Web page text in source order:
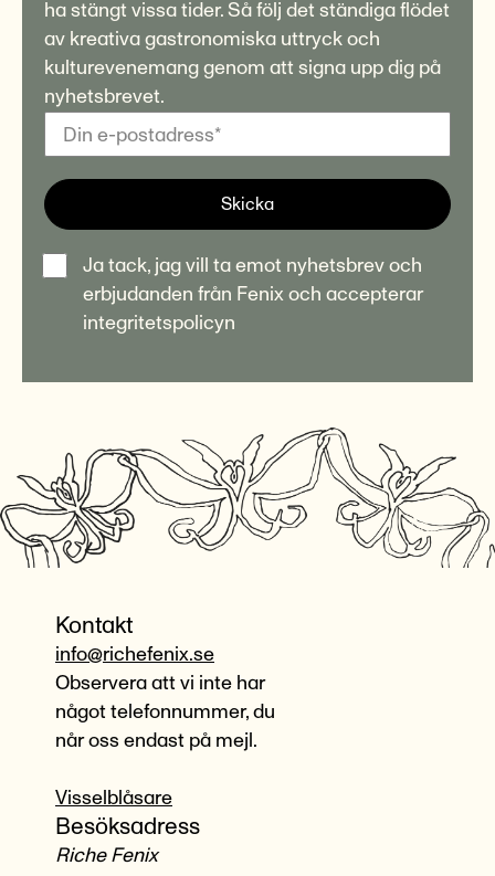
ha stängt vissa tider. Så följ det ständiga flödet
av kreativa gastronomiska uttryck och
kulturevenemang genom att signa upp dig på
nyhetsbrevet.
Skicka
Ja tack, jag vill ta emot nyhetsbrev och
erbjudanden från Fenix och accepterar
integritetspolicyn
Kontakt
info@richefenix.se
Observera att vi inte har
något telefonnummer, du
når oss endast på mejl.
Visselblåsare
Besöksadress
Riche Fenix